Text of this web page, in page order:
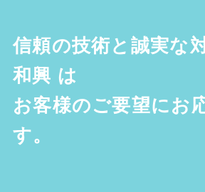
信頼の技術と誠実な
和興 は
お客様のご要望にお
す。